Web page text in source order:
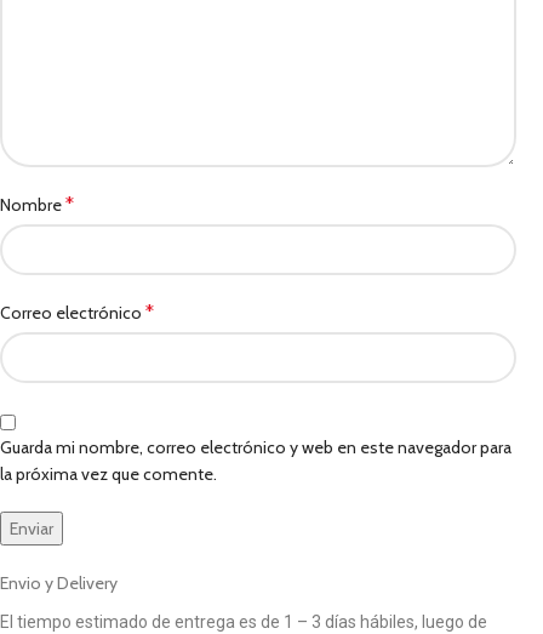
Nombre*
Correo electrónico *
Guarda mi nombre, correo electrónico y web en este navegador para
la próxima vez que comente.
Envio y Delivery
El tiempo estimado de entrega es de 1 – 3 días hábiles, luego de